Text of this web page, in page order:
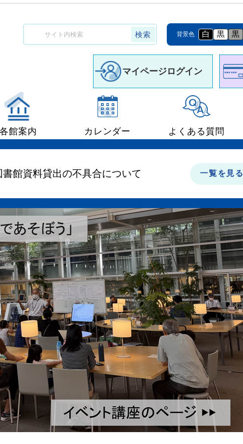
背景色 白 黒 黒
マイページログイン
ービス
験会
ビス
絵の展示
各館案内
秋穂図書館
阿知須図書館
徳地図書館
阿東図書館
カレンダー よくある質問
館資料貸出の不具合について 一覧を見る